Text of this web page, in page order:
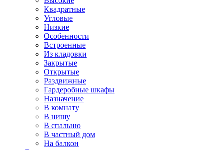
Квадратные
Угловые
Низкие
Особенности
Встроенные
Из кладовки
Закрытые
Открытые
Раздвижные
Гардеробные шкафы
Назначение
В комнату
В нишу
В спальню
В частный дом
На балкон